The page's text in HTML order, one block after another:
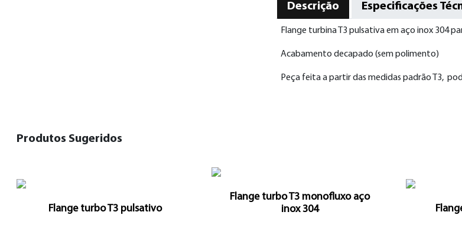
Descrição Especificações
Flange turbina T3 pulsativa em aço inox 304
Acabamento decapado (sem polimento)
Peça feita a partir das medidas padrão T3,
Produtos Sugeridos
Flange turbo T3 pulsativo
Flange turbo T3 monofluxo aço
inox 304